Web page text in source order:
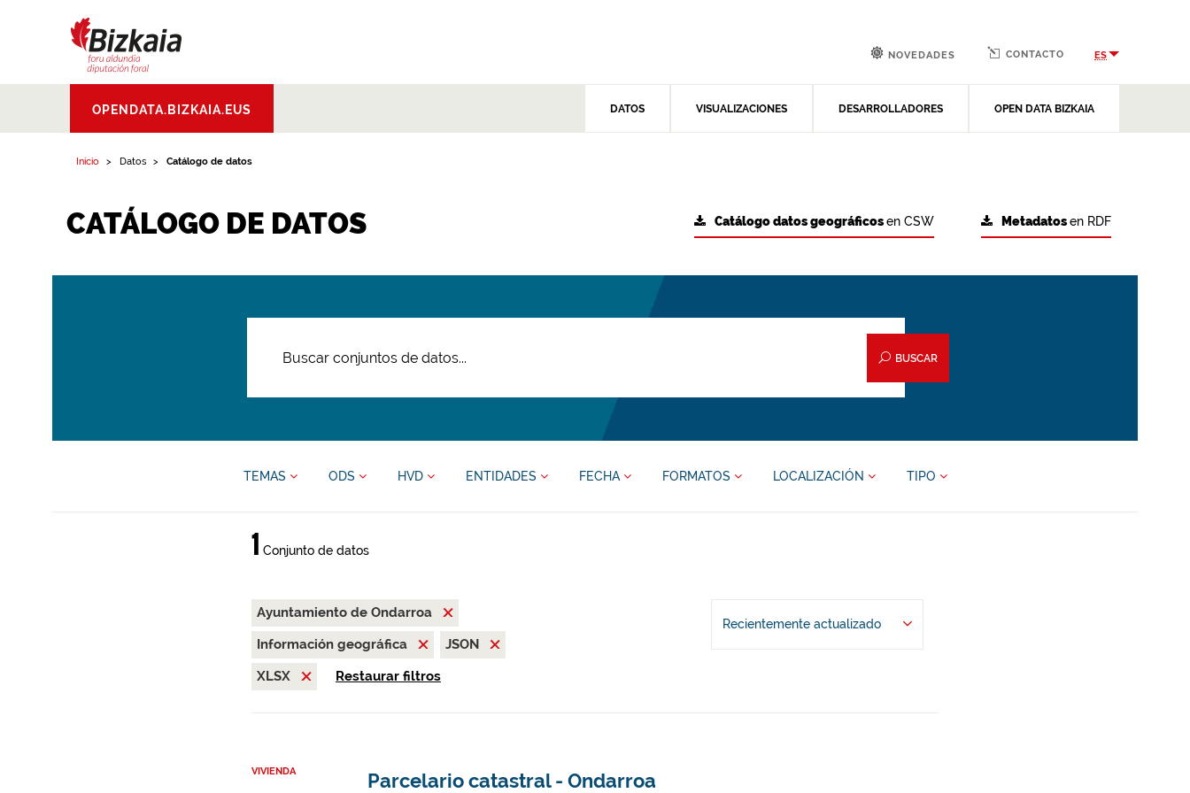
Aldundia.Diputacion
Foral de Bizkaia
OPENDATA.BIZKAIA.EUS DATOS VISUALIZACIONES DESARROLLADORES OPEN DATA BIZKAIA
NOVEDADES CONTACTO ES
Inicio Datos Catálogo de datos
CATÁLOGO DE DATOS Metadatosen RDF
Catálogo datos geográficosen CSW
BUSCAR
TEMAS ODS HVD ENTIDADES FECHA FORMATOS LOCALIZACIÓN TIPO
1 Conjunto de datos
Ayuntamiento de Ondarroa
Información geográfica
JSON
XLSX
Restaurar filtros
Recientemente actualizado
VIVIENDA Parcelario catastral - Ondarroa